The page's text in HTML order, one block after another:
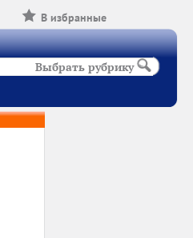
В избранные
Выбрать рубрику